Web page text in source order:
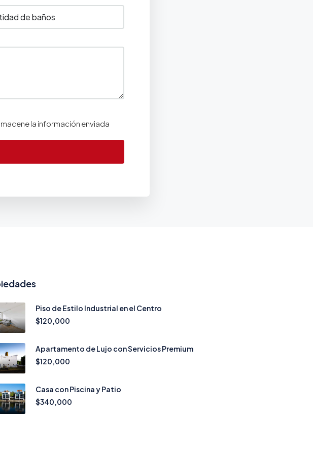
la información enviada
Piso de Estilo Industrial en el Centro
$120,000
Apartamento de Lujo con Servicios Premium
$120,000
Casa con Piscina y Patio
$340,000